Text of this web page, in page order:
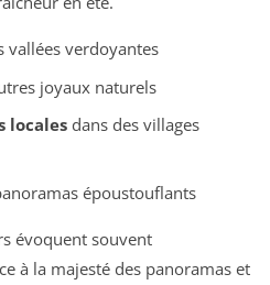
vallées verdoyantes
joyaux naturels
localesdans des villages
époustouflants
évoquent souvent
à la majesté des panoramas et